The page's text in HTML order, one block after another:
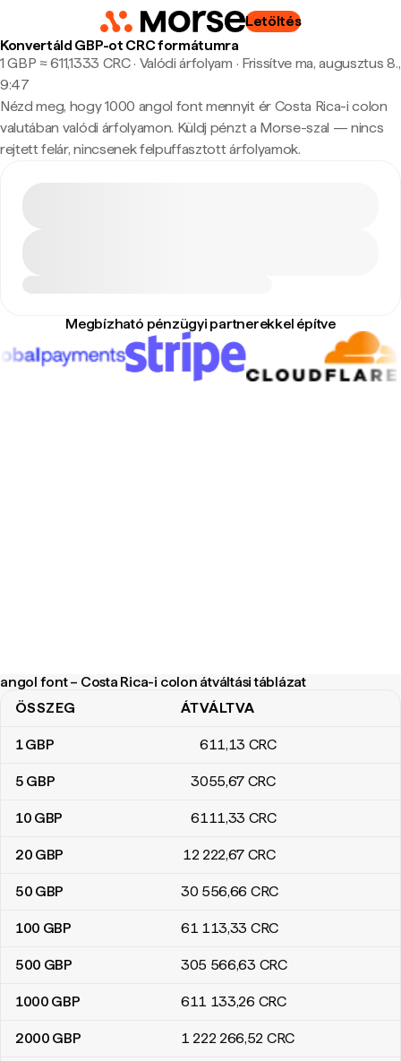
Letöltés
Konvertáld GBP-ot CRC formátumra
1 GBP ≈ 611,1333 CRC · Valódi árfolyam · Frissítve ma, augusztus 8.,
9:47
Nézd meg, hogy 1000 angol font mennyit ér Costa Rica-i colon
valutában valódi árfolyamon. Küldj pénzt a Morse-szal — nincs
rejtett felár, nincsenek felpuffasztott árfolyamok.
Megbízható pénzügyi partnerekkel építve
angol font – Costa Rica-i colon átváltási táblázat
angol font – Costa Rica-i colon átváltási táblázat
ÖSSZEG ÁTVÁLTVA
1GBP 611,13 CRC
5 GBP 3055,67 CRC
10 GBP 6111,33 CRC
20 GBP 12 222,67 CRC
50 GBP 30 556,66 CRC
100 GBP 61 113,33 CRC
500 GBP 305 566,63 CRC
1000 GBP 611 133,26 CRC
2000 GBP 1 222 266,52 CRC